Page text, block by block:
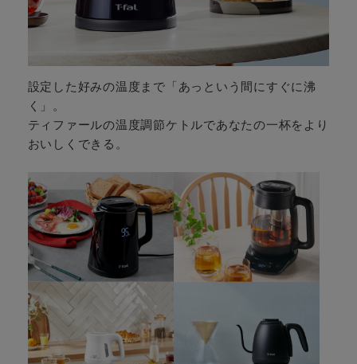
設定した好みの温度まで「あっという間にすぐに沸
く」。
ティファールの温度調節ケトルであなたの一杯をより
おいしくできる。